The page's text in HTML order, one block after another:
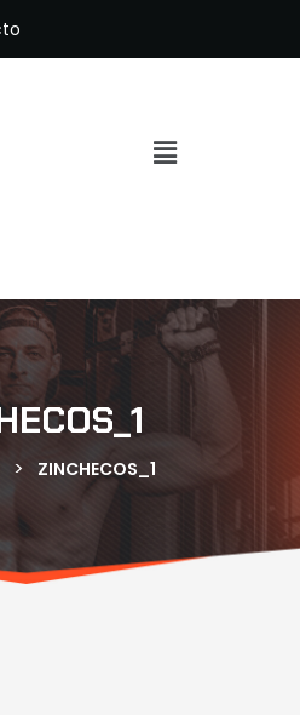
> ZINCHECOS_1